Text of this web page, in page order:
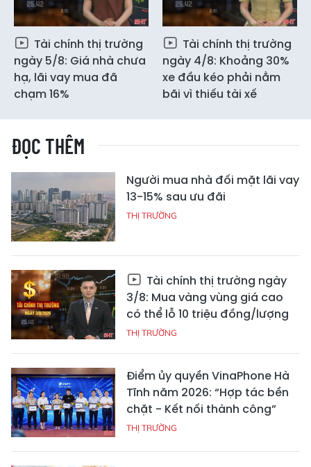
Tài chính thị trường
ngày 5/8: Giá nhà chưa
hạ, lãi vay mua đã
chạm 16%
Tài chính thị trường
ngày 4/8: Khoảng 30%
xe đầu kéo phải nằm
bãi vì thiếu tài xế
ĐỌC THÊM
Người mua nhà đối mặt lãi vay
13-15% sau ưu đãi
THỊ TRƯỜNG
Tài chính thị trường ngày
3/8: Mua vàng vùng giá cao
có thể lỗ 10 triệu đồng/lượng
THỊ TRƯỜNG
Điểm ủy quyền VinaPhone Hà
Tĩnh năm 2026: “Hợp tác bền
chặt - Kết nối thành công”
THỊ TRƯỜNG